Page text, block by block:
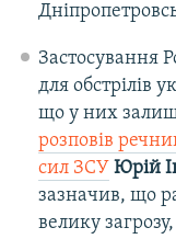
Застосування
для обстрілів
що у них
розповів
сил ЗСУ Юрій
зазначив, що
велику